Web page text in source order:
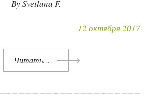
By Svetlana F.
12 октября 2017
Читать…